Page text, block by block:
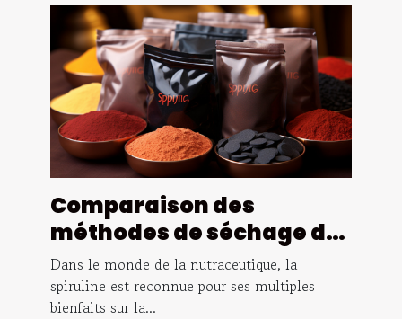
Comparaison des
méthodes de séchage de
la spiruline et leur
influence sur la qualité
Dans le monde de la nutraceutique, la
spiruline est reconnue pour ses multiples
bienfaits sur la...